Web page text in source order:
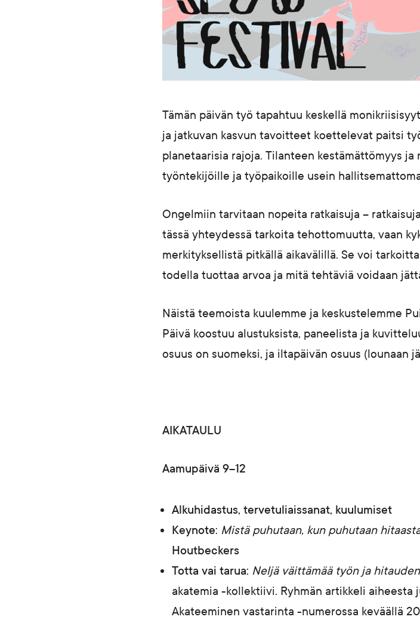
Tämän päivän työ tapahtuu keskellä
ja jatkuvan kasvun tavoitteet koettelevat paitsi
planetaarisia rajoja. Tilanteen kestämättömyys
työntekijöille ja työpaikoille usein
Ongelmiin tarvitaan nopeita ratkaisuja –
tässä yhteydessä tarkoita tehottomuutta, vaan
merkityksellistä pitkällä aikavälillä. Se voi
todella tuottaa arvoa ja mitä tehtäviä voidaan
Näistä teemoista kuulemme ja keskustelemme
Päivä koostuu alustuksista, paneelista ja
osuus on suomeksi, ja iltapäivän osuus (lounaan
AIKATAULU
Aamupäivä 9–12
Alkuhidastus, tervetuliaissanat, kuulumiset
Keynote: Mistä puhutaan, kun puhutaan
Houtbeckers
Totta vai tarua: Neljä väittämää työn ja
akatemia -kollektiivi. Ryhmän artikkeli
Akateeminen vastarinta -numerossa keväällä